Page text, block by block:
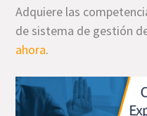
Adquiere las
de sistema de gestión
ahora.